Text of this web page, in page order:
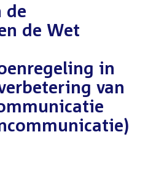
de
de Wet
in
van